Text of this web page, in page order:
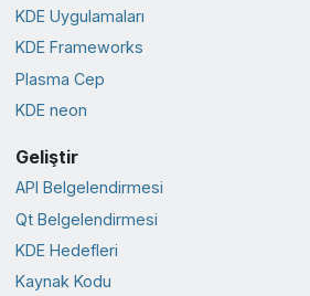
KDE Uygulamaları
KDE Frameworks
Plasma Cep
KDE neon
Geliştir
API Belgelendirmesi
Qt Belgelendirmesi
KDE Hedefleri
Kaynak Kodu